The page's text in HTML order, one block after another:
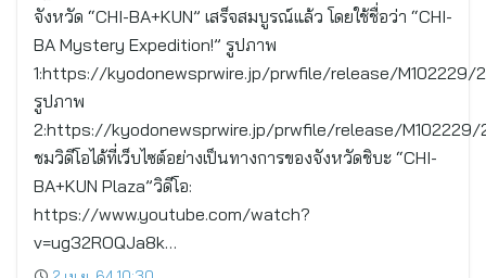
จังหวัด “CHI-BA+KUN” เสร็จสมบูรณ์แล้ว โดยใช้ชื่อว่า “CHI-
BA Mystery Expedition!” รูปภาพ
1:https://kyodonewsprwire.jp/prwfile/release/M102229/
รูปภาพ
2:https://kyodonewsprwire.jp/prwfile/release/M102229/
ชมวิดีโอได้ที่เว็บไซต์อย่างเป็นทางการของจังหวัดชิบะ “CHI-
BA+KUN Plaza”วิดีโอ:
https://www.youtube.com/watch?
v=ug32ROQJa8k…